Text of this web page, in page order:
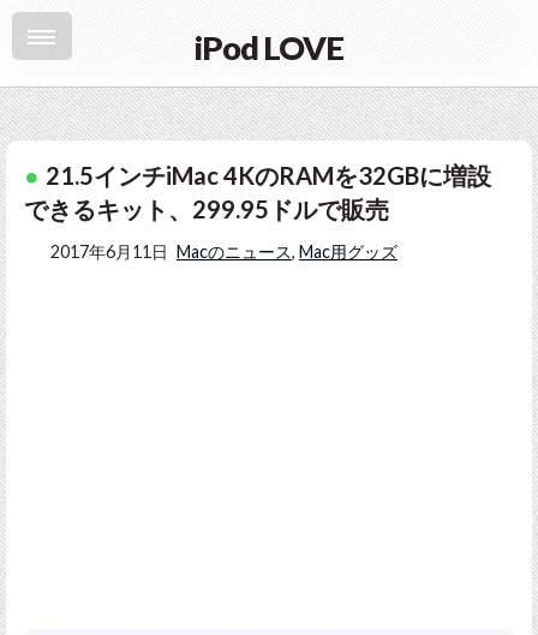
iPod LOVE
21.5インチiMac 4KのRAMを32GBに増設
できるキット、299.95ドルで販売
2017年6月11日 Macのニュース, Mac用グッズ